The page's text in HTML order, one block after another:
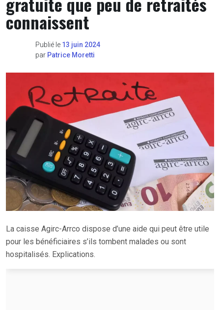
connaissent
Publié le 13 juin 2024
par Patrice Moretti
La caisse Agirc-Arrco dispose d’une aide qui peut être utile
pour les bénéficiaires s’ils tombent malades ou sont
hospitalisés. Explications.